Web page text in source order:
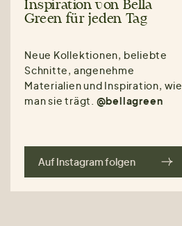
Inspiration von Bella
Green für jeden Tag
Neue Kollektionen, beliebte
Schnitte, angenehme
Materialien und Inspiration, wie
man sie trägt. @bellagreen
Auf Instagram folgen